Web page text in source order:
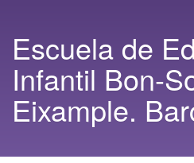
Escuela de
Infantil Bon-
Eixample.